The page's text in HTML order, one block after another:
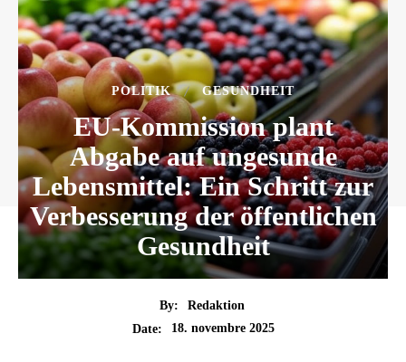
POLITIK GESUNDHEIT
EU-Kommission plant
Abgabe auf ungesunde
Lebensmittel: Ein Schritt zur
Verbesserung der öffentlichen
Gesundheit
By:
Redaktion
Date:
18. novembre 2025